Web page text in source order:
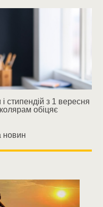
стипендій з 1 вересня
обіцяє
новин